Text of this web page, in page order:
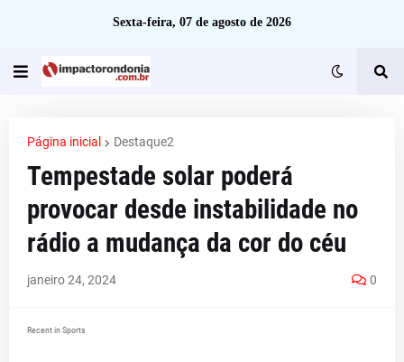
Sexta-feira, 07 de agosto de 2026
Página inicial Destaque2
Tempestade solar poderá
provocar desde instabilidade no
rádio a mudança da cor do céu
janeiro 24, 2024 0
Recent in Sports